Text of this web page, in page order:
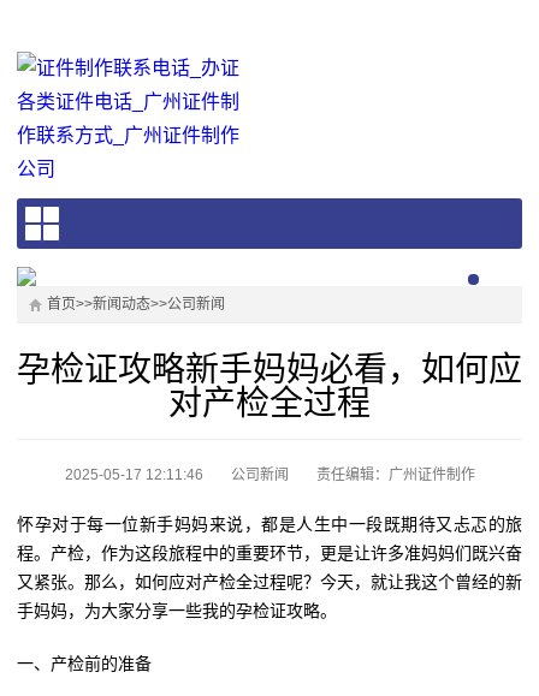
首页>>新闻动态>>公司新闻
孕检证攻略新手妈妈必看，如何应
对产检全过程
2025-05-17 12:11:46 公司新闻 责任编辑：广州证件制作
怀孕对于每一位新手妈妈来说，都是人生中一段既期待又忐忑的旅
程。产检，作为这段旅程中的重要环节，更是让许多准妈妈们既兴奋
又紧张。那么，如何应对产检全过程呢？今天，就让我这个曾经的新
手妈妈，为大家分享一些我的孕检证攻略。
一、产检前的准备